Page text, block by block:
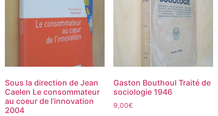
Sous la direction de Jean
Caelen Le consommateur
au coeur de l’innovation
2004
Gaston Bouthoul Traité de
sociologie 1946
9,00€